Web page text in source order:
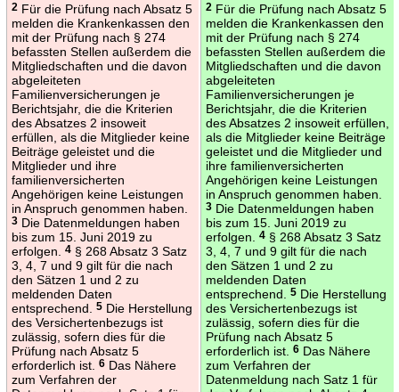
2Für die Prüfung nach Absatz 5
melden die Krankenkassen den
mit der Prüfung nach § 274
befassten Stellen außerdem die
Mitgliedschaften und die davon
abgeleiteten
Familienversicherungen je
Berichtsjahr, die die Kriterien
des Absatzes 2 insoweit
erfüllen, als die Mitglieder keine
Beiträge geleistet und die
Mitglieder und ihre
familienversicherten
Angehörigen keine Leistungen
in Anspruch genommen haben.
3Die Datenmeldungen haben
bis zum 15. Juni 2019 zu
erfolgen.
4§ 268 Absatz 3 Satz
3, 4, 7 und 9 gilt für die nach
den Sätzen 1 und 2 zu
meldenden Daten
entsprechend.
5Die Herstellung
des Versichertenbezugs ist
zulässig, sofern dies für die
Prüfung nach Absatz 5
erforderlich ist.
6Das Nähere
zum Verfahren der
2Für die Prüfung nach Absatz 5
melden die Krankenkassen den
mit der Prüfung nach § 274
befassten Stellen außerdem die
Mitgliedschaften und die davon
abgeleiteten
Familienversicherungen je
Berichtsjahr, die die Kriterien
des Absatzes 2 insoweit erfüllen,
als die Mitglieder keine Beiträge
geleistet und die Mitglieder und
ihre familienversicherten
Angehörigen keine Leistungen
in Anspruch genommen haben.
3Die Datenmeldungen haben
bis zum 15. Juni 2019 zu
erfolgen.
4§ 268 Absatz 3 Satz
3, 4, 7 und 9 gilt für die nach
den Sätzen 1 und 2 zu
meldenden Daten
entsprechend.
5Die Herstellung
des Versichertenbezugs ist
zulässig, sofern dies für die
Prüfung nach Absatz 5
erforderlich ist.
6Das Nähere
zum Verfahren der
Datenmeldung nach Satz 1 für